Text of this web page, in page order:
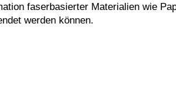
faserbasierter Materialien wie
werden können.